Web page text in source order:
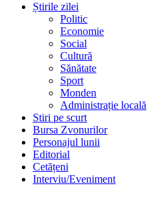
Știrile zilei
Politic
Economie
Social
Cultură
Sănătate
Sport
Monden
Administrație locală
Stiri pe scurt
Bursa Zvonurilor
Personajul lunii
Editorial
Cetățeni
Interviu/Eveniment